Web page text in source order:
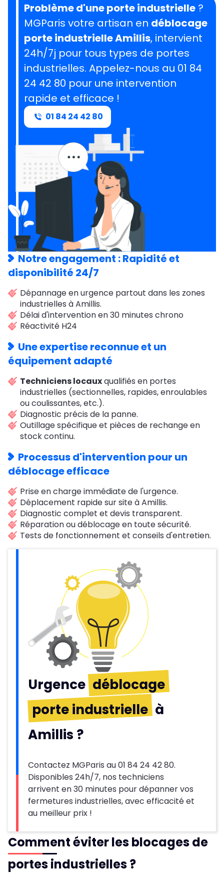
Problème d'une porte industrielle ?
MGParis votre artisan en déblocage
porte industrielle Amillis, intervient
24h/7j pour tous types de portes
industrielles. Appelez-nous au 01 84
24 42 80 pour une intervention
rapide et efficace !
01 84 24 42 80
Notre engagement : Rapidité et
disponibilité 24/7
Dépannage en urgence partout dans les zones
industrielles à Amillis.
Délai d'intervention en 30 minutes chrono
Réactivité H24
Une expertise reconnue et un
équipement adapté
Techniciens locauxqualifiés en portes
industrielles (sectionnelles, rapides, enroulables
ou coulissantes, etc.).
Diagnostic précis de la panne.
Outillage spécifique et pièces de rechange en
stock continu.
Processus d'intervention pour un
déblocage efficace
Prise en charge immédiate de l'urgence.
Déplacement rapide sur site à Amillis.
Diagnostic complet et devis transparent.
Réparation ou déblocage en toute sécurité.
Tests de fonctionnement et conseils d'entretien.
Urgence déblocage
porte industrielle à
Amillis ?
Contactez MGParis au 01 84 24 42 80.
Disponibles 24h/7, nos techniciens
arrivent en 30 minutes pour dépanner vos
fermetures industrielles, avec efficacité et
au meilleur prix !
Comment éviter les blocages de
portes industrielles ?